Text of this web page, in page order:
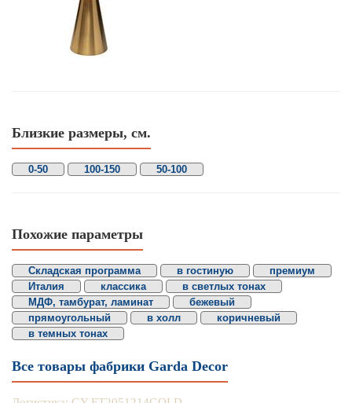
Близкие размеры, см.
0-50 100-150 50-100
Похожие параметры
Складская программа в гостиную
премиум
Италия
классика
в светлых тонах
МДФ, тамбурат, ламинат
бежевый
прямоугольный
в холл
коричневый
в темных тонах
Все товары фабрики Garda Decor